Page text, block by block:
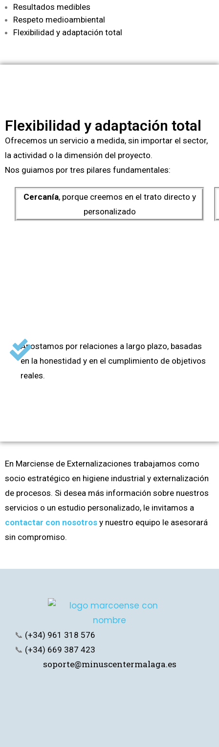
Resultados medibles
Respeto medioambiental
Flexibilidad y adaptación total
Flexibilidad y adaptación total
Ofrecemos un servicio a medida, sin importar el sector,
la actividad o la dimensión del proyecto.
Nos guiamos por tres pilares fundamentales:
Cercanía, porque creemos en el trato directo y
personalizado
Apostamos por relaciones a largo plazo, basadas
en la honestidad y en el cumplimiento de objetivos
reales.
En Marciense de Externalizaciones trabajamos como
socio estratégico en higiene industrial y externalización
de procesos. Si desea más información sobre nuestros
servicios o un estudio personalizado, le invitamos a
contactar con nosotros y nuestro equipo le asesorará
sin compromiso.
📞 (+34) 961 318 576
📞 (+34) 669 387 423
soporte@minuscentermalaga.es